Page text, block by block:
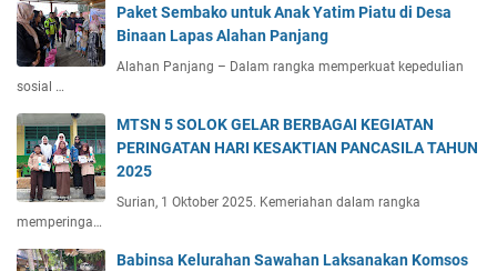
Paket Sembako untuk Anak Yatim Piatu di Desa
Binaan Lapas Alahan Panjang
Alahan Panjang – Dalam rangka memperkuat kepedulian
sosial …
MTSN 5 SOLOK GELAR BERBAGAI KEGIATAN
PERINGATAN HARI KESAKTIAN PANCASILA TAHUN
2025
Surian, 1 Oktober 2025. Kemeriahan dalam rangka
memperinga…
Babinsa Kelurahan Sawahan Laksanakan Komsos